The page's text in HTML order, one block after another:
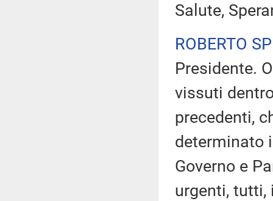
Salute,
ROBERTO
Presidente.
vissuti
precedenti,
determinato
Governo e
urgenti, tutti,